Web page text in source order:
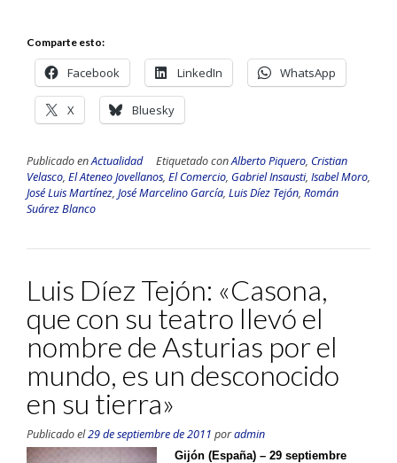
Comparte esto:
Facebook LinkedIn WhatsApp
X Bluesky
Publicado enActualidad Etiquetado conAlberto Piquero, Cristian
Velasco, El Ateneo Jovellanos, El Comercio, Gabriel Insausti, Isabel Moro,
José Luis Martínez, José Marcelino García, Luis Díez Tejón, Román
Suárez Blanco
Luis Díez Tejón: «Casona,
que con su teatro llevó el
nombre de Asturias por el
mundo, es un desconocido
en su tierra»
Publicado el29 de septiembre de 2011 poradmin
Gijón (España) – 29 septiembre